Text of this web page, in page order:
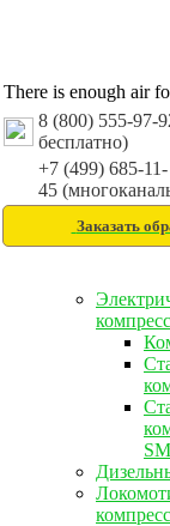
There is enough air
8 (800) 555-97-
бесплатно)
+7 (499) 685-11-
45
Заказать